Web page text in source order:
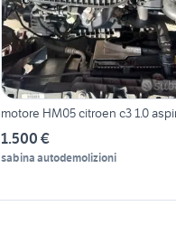
motore HM05 citroen c3 1.0
1.500 €
sabina autodemolizioni